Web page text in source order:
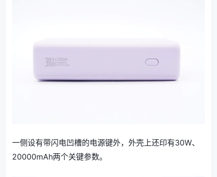
一侧设有带闪电凹槽的电源键外，外壳上还印有30W、
20000mAh两个关键参数。